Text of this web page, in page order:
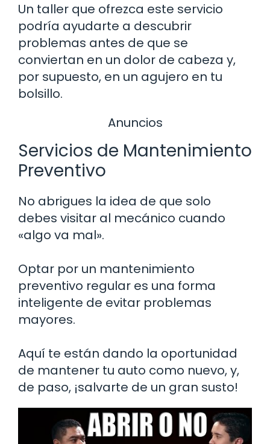
Un taller que ofrezca este servicio
podría ayudarte a descubrir
problemas antes de que se
conviertan en un dolor de cabeza y,
por supuesto, en un agujero en tu
bolsillo.
Anuncios
Servicios de Mantenimiento
Preventivo
No abrigues la idea de que solo
debes visitar al mecánico cuando
«algo va mal».
Optar por un mantenimiento
preventivo regular es una forma
inteligente de evitar problemas
mayores.
Aquí te están dando la oportunidad
de mantener tu auto como nuevo, y,
de paso, ¡salvarte de un gran susto!